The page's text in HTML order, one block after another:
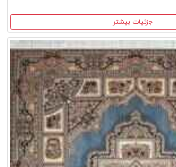
جزئیات بیشتر